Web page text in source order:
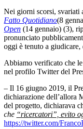
Nei giorni scorsi, svariati
Fatto Quotidiano(8
Open (14 gennaio) (3),
pronunciato
oggi è tenuto a
Abbiamo verificato che
nel profilo Twitter del
– Il 16 giugno 2019, il
dichiarazione dell’allora
del progetto, dichiarava
che “ricercatori”, evito
https://twitter.com/